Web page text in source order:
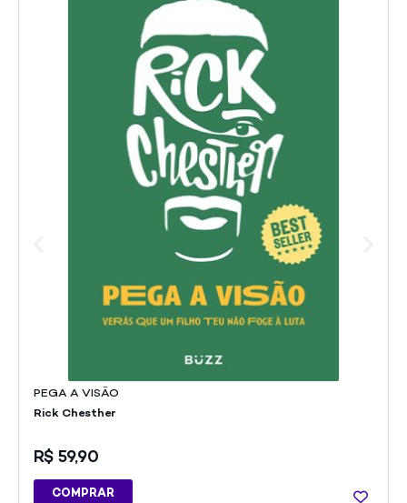
PEGA A VISÃO
Rick Chesther
R$ 59,90
COMPRAR